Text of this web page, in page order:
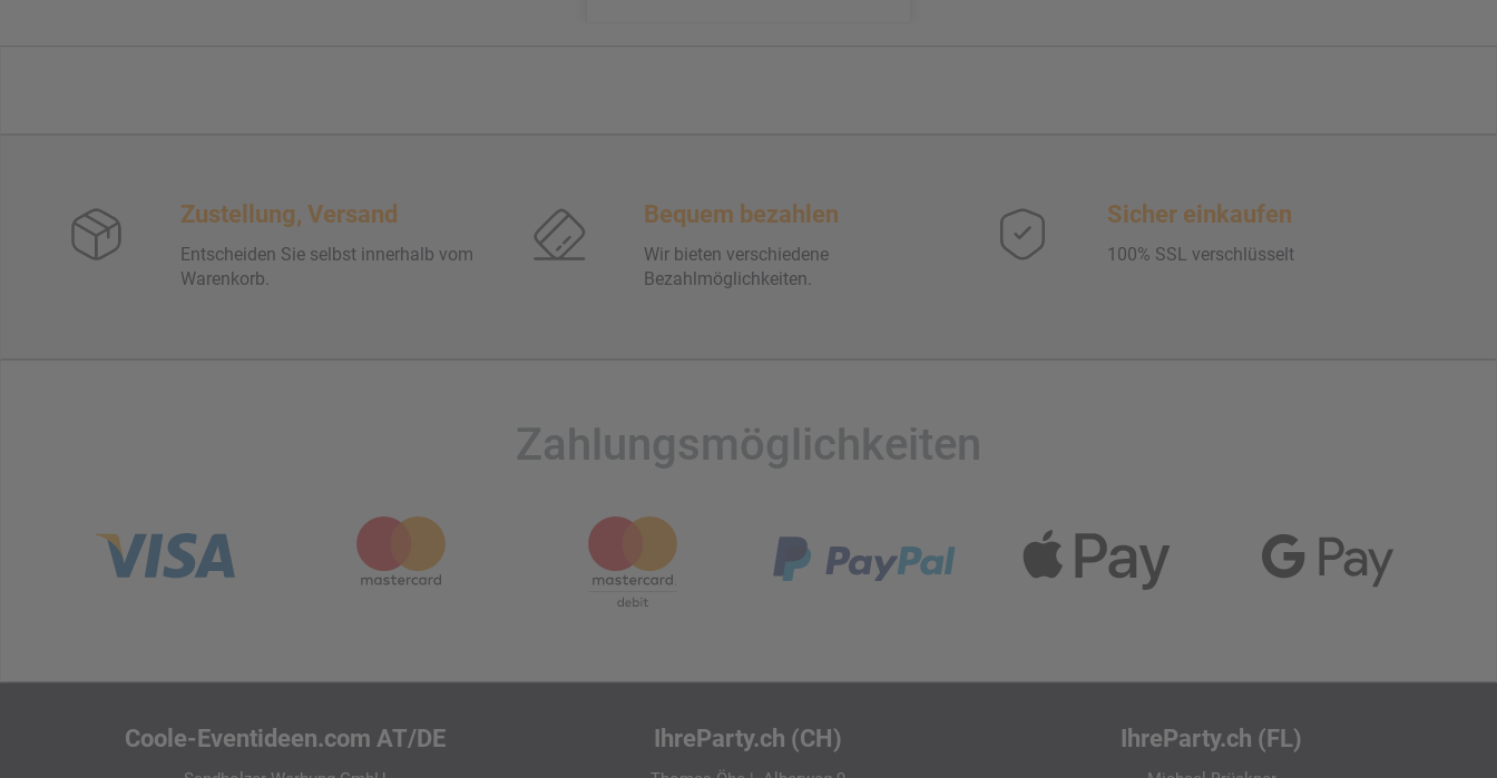
Zustellung, Versand
Entscheiden Sie selbst innerhalb vom
Warenkorb.
Bequem bezahlen
Wir bieten verschiedene
Bezahlmöglichkeiten.
Sicher einkaufen
100% SSL verschlüsselt
Zahlungsmöglichkeiten
Coole-Eventideen.com AT/DE IhreParty.ch (CH) IhreParty.ch (FL)